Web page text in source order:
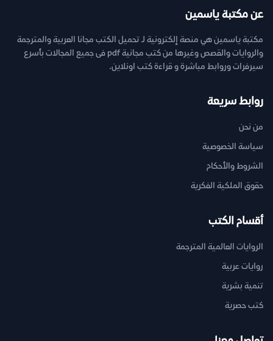
عن مكتبة ياسمين
مكتبة ياسمين هي منصة إلكترونية لـ تحميل الكتب مجانا العربية والمترجمة
والروايات والقصص وغيرها من كتب مجانية pdf فى جميع المجالات بأسرع
سيرفرات وروابط مباشرة و قراءة كتب اونلاين.
روابط سريعة
من نحن
سياسة الخصوصية
الشروط والأحكام
حقوق الملكية الفكرية
أقسام الكتب
الروايات العالمية المترجمة
روايات عربية
تنمية بشرية
كتب حصرية